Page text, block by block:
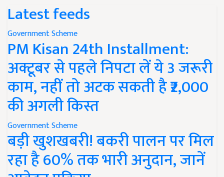
Latest feeds
Government Scheme
PM Kisan 24th Installment:
अक्टूबर से पहले निपटा लें ये 3 जरूरी
काम, नहीं तो अटक सकती है ₹2,000
की अगली किस्त
Government Scheme
बड़ी खुशखबरी! बकरी पालन पर मिल
रहा है 60% तक भारी अनुदान, जानें